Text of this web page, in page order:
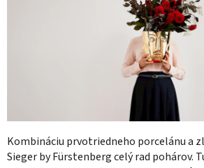
Kombináciu prvotriedneho porcelánu a
Sieger by Fürstenberg celý rad pohárov.